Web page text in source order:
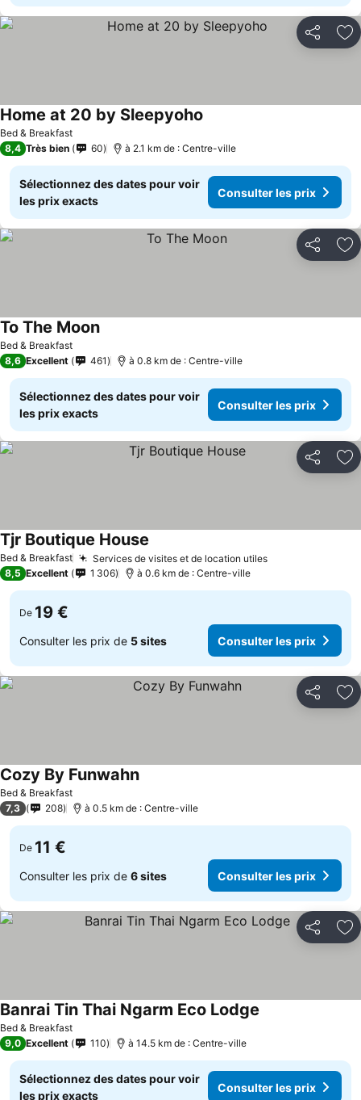
Partager
Bed & Breakfast
Home at 20 by Sleepyoho
8,4 Très bien 60 à 2.1 km de : Centre-ville
Sélectionnez des dates pour voir
les prix exacts
Consulter les prix
Partager
Bed & Breakfast
To The Moon
8,6 Excellent 461 à 0.8 km de : Centre-ville
Sélectionnez des dates pour voir
les prix exacts
Consulter les prix
Partager
Bed & Breakfast Services de visites et de location utiles
Tjr Boutique House
8,5 Excellent 1 306 à 0.6 km de : Centre-ville
De 19 €
Consulter les prix de 5 sites Consulter les prix
Partager
Bed & Breakfast
Cozy By Funwahn
7,3 208 à 0.5 km de : Centre-ville
De 11 €
Consulter les prix de 6 sites Consulter les prix
Partager
Bed & Breakfast
Banrai Tin Thai Ngarm Eco Lodge
9,0 Excellent 110 à 14.5 km de : Centre-ville
Sélectionnez des dates pour voir
les prix exacts
Consulter les prix